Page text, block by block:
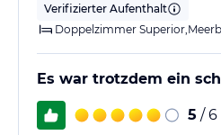
Verifizierter Aufenthalt
Doppelzimmer
Es war trotzdem ein
5 / 6